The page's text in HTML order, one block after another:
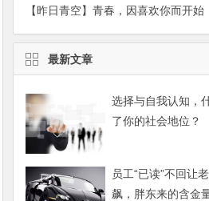
【昨日青空】青春，因喜欢你而开始
最新文章
选择与自我认知，
了你的社会地位？
员工“已读”不回让
飙，胖东来的含金